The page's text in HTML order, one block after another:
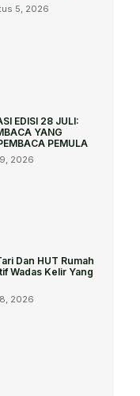
5, 2026
EDISI 28 JULI:
YANG
PEMULA
2026
Dan HUT Rumah
Wadas Kelir Yang
2026